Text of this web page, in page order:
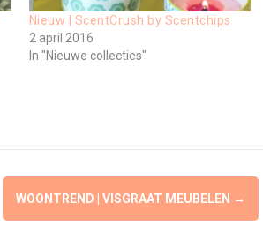
Nieuw | ScentCrush by Scentchips
2 april 2016
In "Nieuwe collecties"
WOONTREND | VISGRAAT MEUBELEN →